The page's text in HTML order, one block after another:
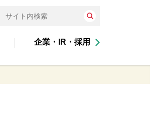
企業・IR・採用